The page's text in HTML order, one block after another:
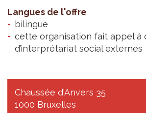
Langues de l'offre
bilingue
cette organisation fait appel à
d’interprétariat social externes
Chaussée d'Anvers 35
1000 Bruxelles